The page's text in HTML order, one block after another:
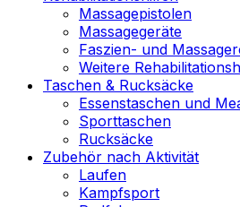
Massagepistolen
Massagegeräte
Faszien- und
Weitere
Taschen & Rucksäcke
Essenstaschen und
Sporttaschen
Rucksäcke
Zubehör nach Aktivität
Laufen
Kampfsport